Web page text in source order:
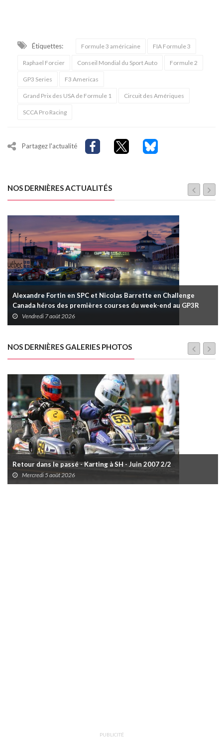
Étiquettes: Formule 3 américaine FIA Formule 3
Raphael Forcier Conseil Mondial du Sport Auto Formule 2
GP3 Series F3 Americas
Grand Prix des USA de Formule 1 Circuit des Amériques
SCCA Pro Racing
Partagez l'actualité
NOS DERNIÈRES ACTUALITÉS
Alexandre Fortin en SPC et Nicolas Barrette en Challenge
Canada héros des premières courses du week-end au GP3R
Vendredi 7 août 2026
NOS DERNIÈRES GALERIES PHOTOS
Retour dans le passé - Karting à SH - Juin 2007 2/2
Mercredi 5 août 2026
PUBLICITÉ